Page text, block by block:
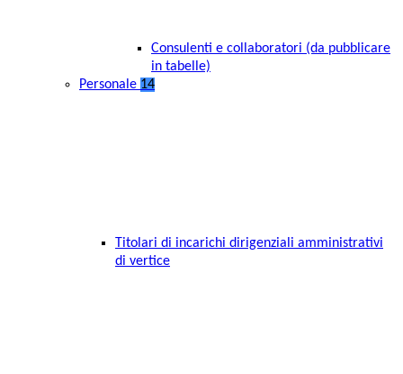
Consulenti e collaboratori (da pubblicare
in tabelle)
Personale 14
Titolari di incarichi dirigenziali amministrativi
di vertice